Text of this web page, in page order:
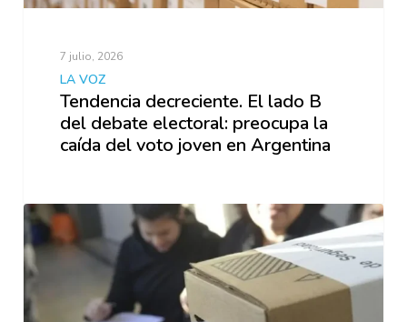
7 julio, 2026
LA VOZ
Tendencia decreciente. El lado B
del debate electoral: preocupa la
caída del voto joven en Argentina